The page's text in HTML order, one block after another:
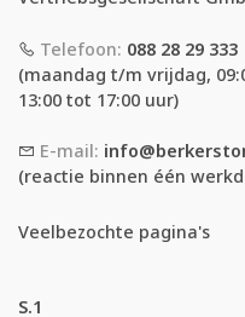
Telefoon: 088 28 29 333
(maandag t/m vrijdag,
13:00 tot 17:00 uur)
E-mail:
(reactie binnen één
Veelbezochte pagina's
S.1